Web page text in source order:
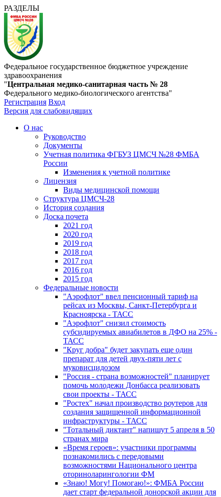
РАЗДЕЛЫ
Федеральное государственное бюджетное учреждение
здравоохранения
"Центральная медико-санитарная часть № 28
Федерального медико-биологического агентства"
Регистрация Вход
Версия для слабовидящих
О нас
Руководство
Документы
Учетная политика ФГБУЗ ЦМСЧ №28 ФМБА
России
Изменения к учетной политике
Лицензия
Виды медицинской помощи
Структура ЦМСЧ-28
История создания
Доска почета
2021 год
2020 год
2019 год
2018 год
2017 год
2016 год
2015 год
Федеральные новости
"Аэрофлот" ввел пенсионный тариф на
рейсах из Москвы, Санкт-Петербурга и
Красноярска - ТАСС
"Аэрофлот" снизил стоимость
субсидируемых авиабилетов в ДФО на 25% -
ТАСС
"Круг добра" будет закупать еще один
препарат для детей двух-пяти лет с
муковисцидозом
"Россия - страна возможностей" планирует
помочь молодежи Донбасса реализовать
свои проекты - ТАСС
"Ростех" начал производство роутеров для
создания защищенной информационной
инфраструктуры - ТАСС
"Тотальный диктант" напишут 5 апреля в 50
странах мира
«Время героев»: участники программы
познакомились с передовыми
возможностями Национального центра
оториноларингологии ФМ
«Знаю! Могу! Помогаю!»: ФМБА России
дает старт федеральной донорской акции для